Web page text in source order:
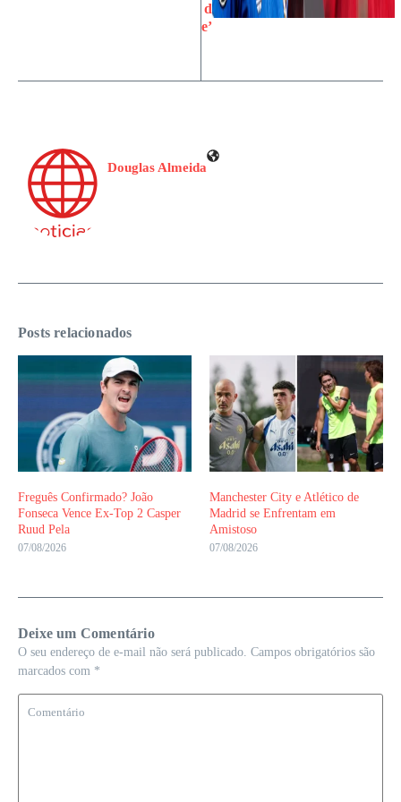
d
e’
Douglas Almeida
Posts relacionados
Freguês Confirmado? João
Fonseca Vence Ex-Top 2 Casper
Ruud Pela
07/08/2026
Manchester City e Atlético de
Madrid se Enfrentam em
Amistoso
07/08/2026
Deixe um Comentário
O seu endereço de e-mail não será publicado. Campos obrigatórios são
marcados com *